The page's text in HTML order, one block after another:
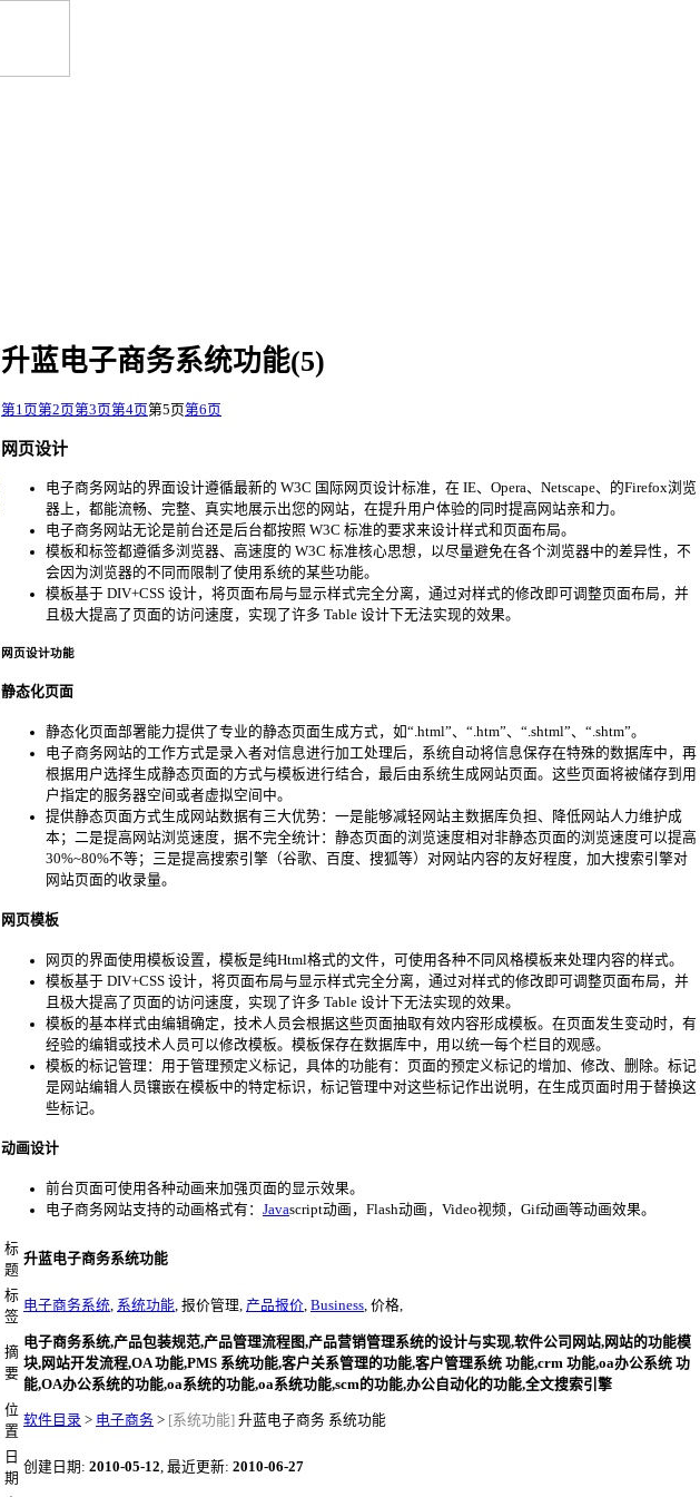
升蓝电子商务系统功能(5)
第1页第2页第3页第4页第5页第6页
网页设计
电子商务网站的界面设计遵循最新的 W3C 国际网页设计标准，在 IE、Opera、Netscape、的Firefox浏览
器上，都能流畅、完整、真实地展示出您的网站，在提升用户体验的同时提高网站亲和力。
电子商务网站无论是前台还是后台都按照 W3C 标准的要求来设计样式和页面布局。
模板和标签都遵循多浏览器、高速度的 W3C 标准核心思想，以尽量避免在各个浏览器中的差异性，不
会因为浏览器的不同而限制了使用系统的某些功能。
模板基于 DIV+CSS 设计，将页面布局与显示样式完全分离，通过对样式的修改即可调整页面布局，并
且极大提高了页面的访问速度，实现了许多 Table 设计下无法实现的效果。
网页设计功能
静态化页面
静态化页面部署能力提供了专业的静态页面生成方式，如“.html”、“.htm”、“.shtml”、“.shtm”。
电子商务网站的工作方式是录入者对信息进行加工处理后，系统自动将信息保存在特殊的数据库中，再
根据用户选择生成静态页面的方式与模板进行结合，最后由系统生成网站页面。这些页面将被储存到用
户指定的服务器空间或者虚拟空间中。
提供静态页面方式生成网站数据有三大优势：一是能够减轻网站主数据库负担、降低网站人力维护成
本；二是提高网站浏览速度，据不完全统计：静态页面的浏览速度相对非静态页面的浏览速度可以提高
30%~80%不等；三是提高搜索引擎（谷歌、百度、搜狐等）对网站内容的友好程度，加大搜索引擎对
网站页面的收录量。
网页模板
网页的界面使用模板设置，模板是纯Html格式的文件，可使用各种不同风格模板来处理内容的样式。
模板基于 DIV+CSS 设计，将页面布局与显示样式完全分离，通过对样式的修改即可调整页面布局，并
且极大提高了页面的访问速度，实现了许多 Table 设计下无法实现的效果。
模板的基本样式由编辑确定，技术人员会根据这些页面抽取有效内容形成模板。在页面发生变动时，有
经验的编辑或技术人员可以修改模板。模板保存在数据库中，用以统一每个栏目的观感。
模板的标记管理：用于管理预定义标记，具体的功能有：页面的预定义标记的增加、修改、删除。标记
是网站编辑人员镶嵌在模板中的特定标识，标记管理中对这些标记作出说明，在生成页面时用于替换这
些标记。
动画设计
前台页面可使用各种动画来加强页面的显示效果。
电子商务网站支持的动画格式有： Javascript动画，Flash动画，Video视频，Gif动画等动画效果。
标
题
升蓝电子商务系统功能
标
签
电子商务系统, 系统功能, 报价管理, 产品报价, Business, 价格,
摘
要
电子商务系统,产品包装规范,产品管理流程图,产品营销管理系统的设计与实现,软件公司网站,网站的功能模
块,网站开发流程,OA 功能,PMS 系统功能,客户关系管理的功能,客户管理系统 功能,crm 功能,oa办公系统 功
能,OA办公系统的功能,oa系统的功能,oa系统功能,scm的功能,办公自动化的功能,全文搜索引擎
位
置
软件目录 > 电子商务 > [系统功能] 升蓝电子商务 系统功能
日
期
创建日期: 2010-05-12, 最近更新: 2010-06-27